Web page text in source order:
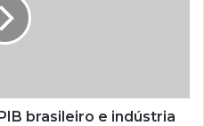
brasileiro e indústria